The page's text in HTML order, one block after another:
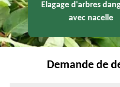
Elagage d'arbres
avec nacelle
Demande de